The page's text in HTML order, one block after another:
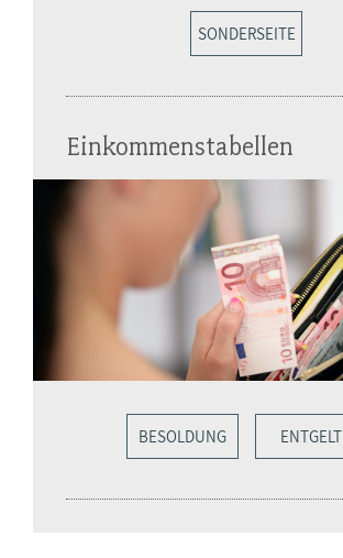
SONDERSEITE
Einkommenstabellen
BESOLDUNG ENTGELT